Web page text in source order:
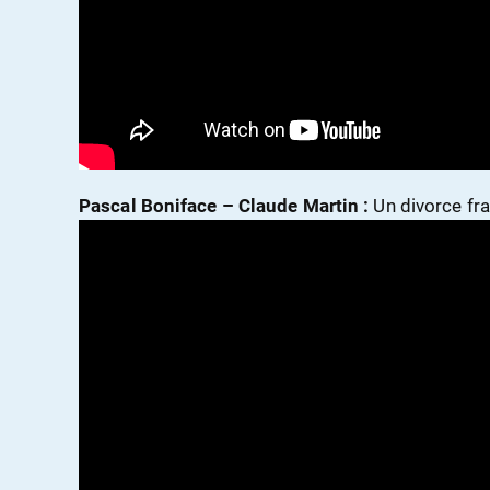
Pascal Boniface – Claude Martin : Un divorce